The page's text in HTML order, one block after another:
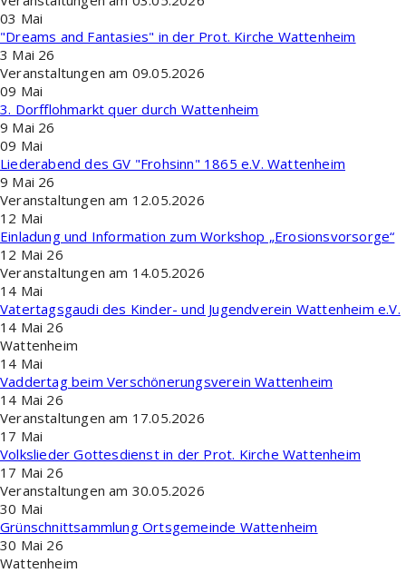
03 Mai
"Dreams and Fantasies" in der Prot. Kirche Wattenheim
3 Mai 26
Veranstaltungen am 09.05.2026
09 Mai
3. Dorfflohmarkt quer durch Wattenheim
9 Mai 26
09 Mai
Liederabend des GV "Frohsinn" 1865 e.V. Wattenheim
9 Mai 26
Veranstaltungen am 12.05.2026
12 Mai
Einladung und Information zum Workshop „Erosionsvorsorge“
12 Mai 26
Veranstaltungen am 14.05.2026
14 Mai
Vatertagsgaudi des Kinder- und Jugendverein Wattenheim e.V.
14 Mai 26
Wattenheim
14 Mai
Vaddertag beim Verschönerungsverein Wattenheim
14 Mai 26
Veranstaltungen am 17.05.2026
17 Mai
Volkslieder Gottesdienst in der Prot. Kirche Wattenheim
17 Mai 26
Veranstaltungen am 30.05.2026
30 Mai
Grünschnittsammlung Ortsgemeinde Wattenheim
30 Mai 26
Wattenheim